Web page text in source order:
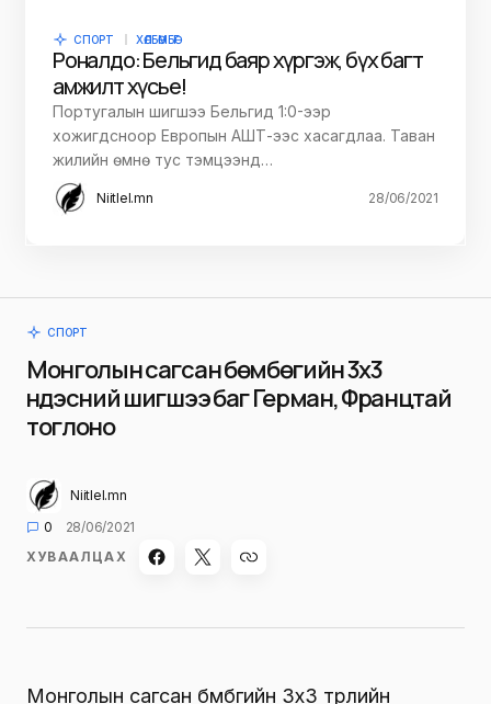
СПОРТ ХӨЛБӨМБӨГ
Роналдо: Бельгид баяр хүргэж, бүх багт
амжилт хүсье!
Португалын шигшээ Бельгид 1:0-ээр
хожигдсноор Европын АШТ-ээс хасагдлаа. Таван
жилийн өмнө тус тэмцээнд…
Niitlel.mn 28/06/2021
СПОРТ
Монголын сагсан бөмбөгийн 3х3
үндэсний шигшээ баг Герман, Францтай
тоглоно
Niitlel.mn
0
28/06/2021
ХУВААЛЦАХ
Монголын сагсан бөмбөгийн 3х3 төрлийн